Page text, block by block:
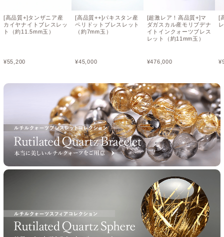
[高品質+]タンザニア産
カイヤナイトブレスレッ
ト（約11.5mm玉）
¥55,200
[高品質++]パキスタン産
ペリドットブレスレット
（約7mm玉）
¥45,000
[超激レア！高品質+]マ
ダガスカル産モリブデナ
イトインクォーツブレス
レット（約11mm玉）
¥476,000
[
¥